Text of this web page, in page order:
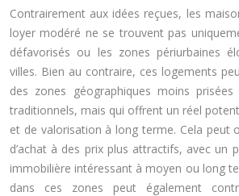
Contrairement aux idées reçues, les
loyer modéré ne se trouvent pas
défavorisés ou les zones périurbaines
villes. Bien au contraire, ces logements
des zones géographiques moins
traditionnels, mais qui offrent un réel
et de valorisation à long terme. Cela peut
d’achat à des prix plus attractifs, avec un
immobilière intéressant à moyen ou long
dans ces zones peut également